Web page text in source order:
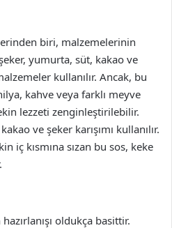
biri, malzemelerinin
yumurta, süt, kakao ve
kullanılır. Ancak, bu
kahve veya farklı meyve
lezzeti zenginleştirilebilir.
ve şeker karışımı kullanılır.
iç kısmına sızan bu sos, keke
oldukça basittir.